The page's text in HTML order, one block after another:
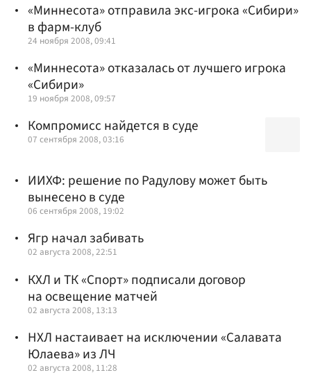
«Миннесота» отправила экс-игрока «Сибири»
в фарм-клуб
24 ноября 2008, 09:41
«Миннесота» отказалась от лучшего игрока
«Сибири»
19 ноября 2008, 09:57
Компромисс найдется в суде
07 сентября 2008, 03:16
ИИХФ: решение по Радулову может быть
вынесено в суде
06 сентября 2008, 19:02
Ягр начал забивать
02 августа 2008, 22:51
КХЛ и ТК «Спорт» подписали договор
на освещение матчей
02 августа 2008, 13:13
НХЛ настаивает на исключении «Салавата
Юлаева» из ЛЧ
02 августа 2008, 11:28